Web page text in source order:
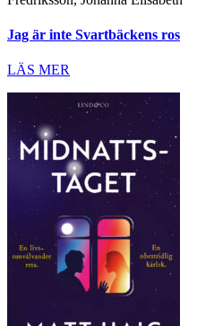
Jag är inte Svartbäckens ros
LÄS MER